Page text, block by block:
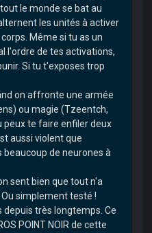
le monde se bat au
les unités à activer
Même si tu as un
l'ordre de tes activations,
Si tu t'exposes trop
on affronte une armée
ou magie (Tzeentch,
peux te faire enfiler deux
aussi violent que
de neurones à
sent bien que tout n'a
simplement testé !
très longtemps. Ce
POINT NOIR de cette